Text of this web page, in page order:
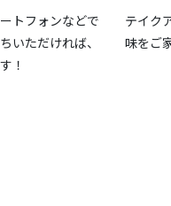
トフォンなどで
いただければ、
！
テイク
味をご